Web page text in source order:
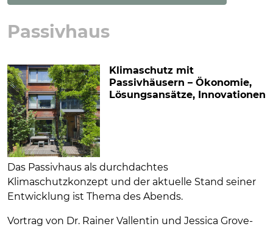
Passivhaus
Klimaschutz mit
Passivhäusern – Ökonomie,
Lösungsansätze, Innovationen
Das Passivhaus als durchdachtes
Klimaschutzkonzept und der aktuelle Stand seiner
Entwicklung ist Thema des Abends.
Vortrag von Dr. Rainer Vallentin und Jessica Grove-